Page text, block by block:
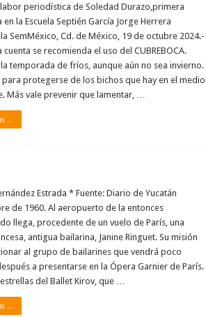
labor periodística de Soledad Durazo,primera
la Escuela Septién García Jorge Herrera
SemMéxico, Cd. de México, 19 de octubre 2024.-
cuenta se recomienda el uso del CUBREBOCA.
la temporada de fríos, aunque aún no sea invierno.
para protegerse de los bichos que hay en el medio
Más vale prevenir que lamentar, …
...
Estrada * Fuente: Diario de Yucatán
de 1960. Al aeropuerto de la entonces
llega, procedente de un vuelo de París, una
antigua bailarina, Janine Ringuet. Su misión
al grupo de bailarines que vendrá poco
a presentarse en la Ópera Garnier de París.
del Ballet Kirov, que …
...